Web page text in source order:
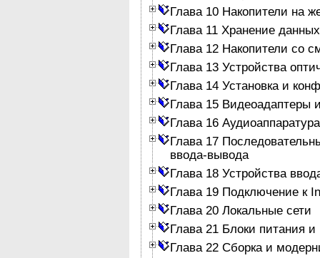
Глава 10 Накопители на
Глава 11 Хранение
Глава 12 Накопители со
Глава 13 Устройства
Глава 14 Установка и
Глава 15 Видеоадаптеры
Глава 16 Аудиоаппаратура
Глава 17
ввода-вывода
Глава 18 Устройства
Глава 19 Подключение к
Глава 20 Локальные сети
Глава 21 Блоки питания и
Глава 22 Сборка и